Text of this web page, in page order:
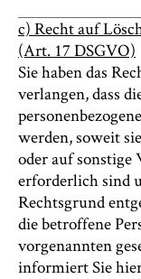
c) Recht auf
(Art. 17 DSGVO)
Sie haben das
verlangen, dass
werden, soweit
oder auf
erforderlich sind
Rechtsgrund
die betroffene
vorgenannten
informiert Sie